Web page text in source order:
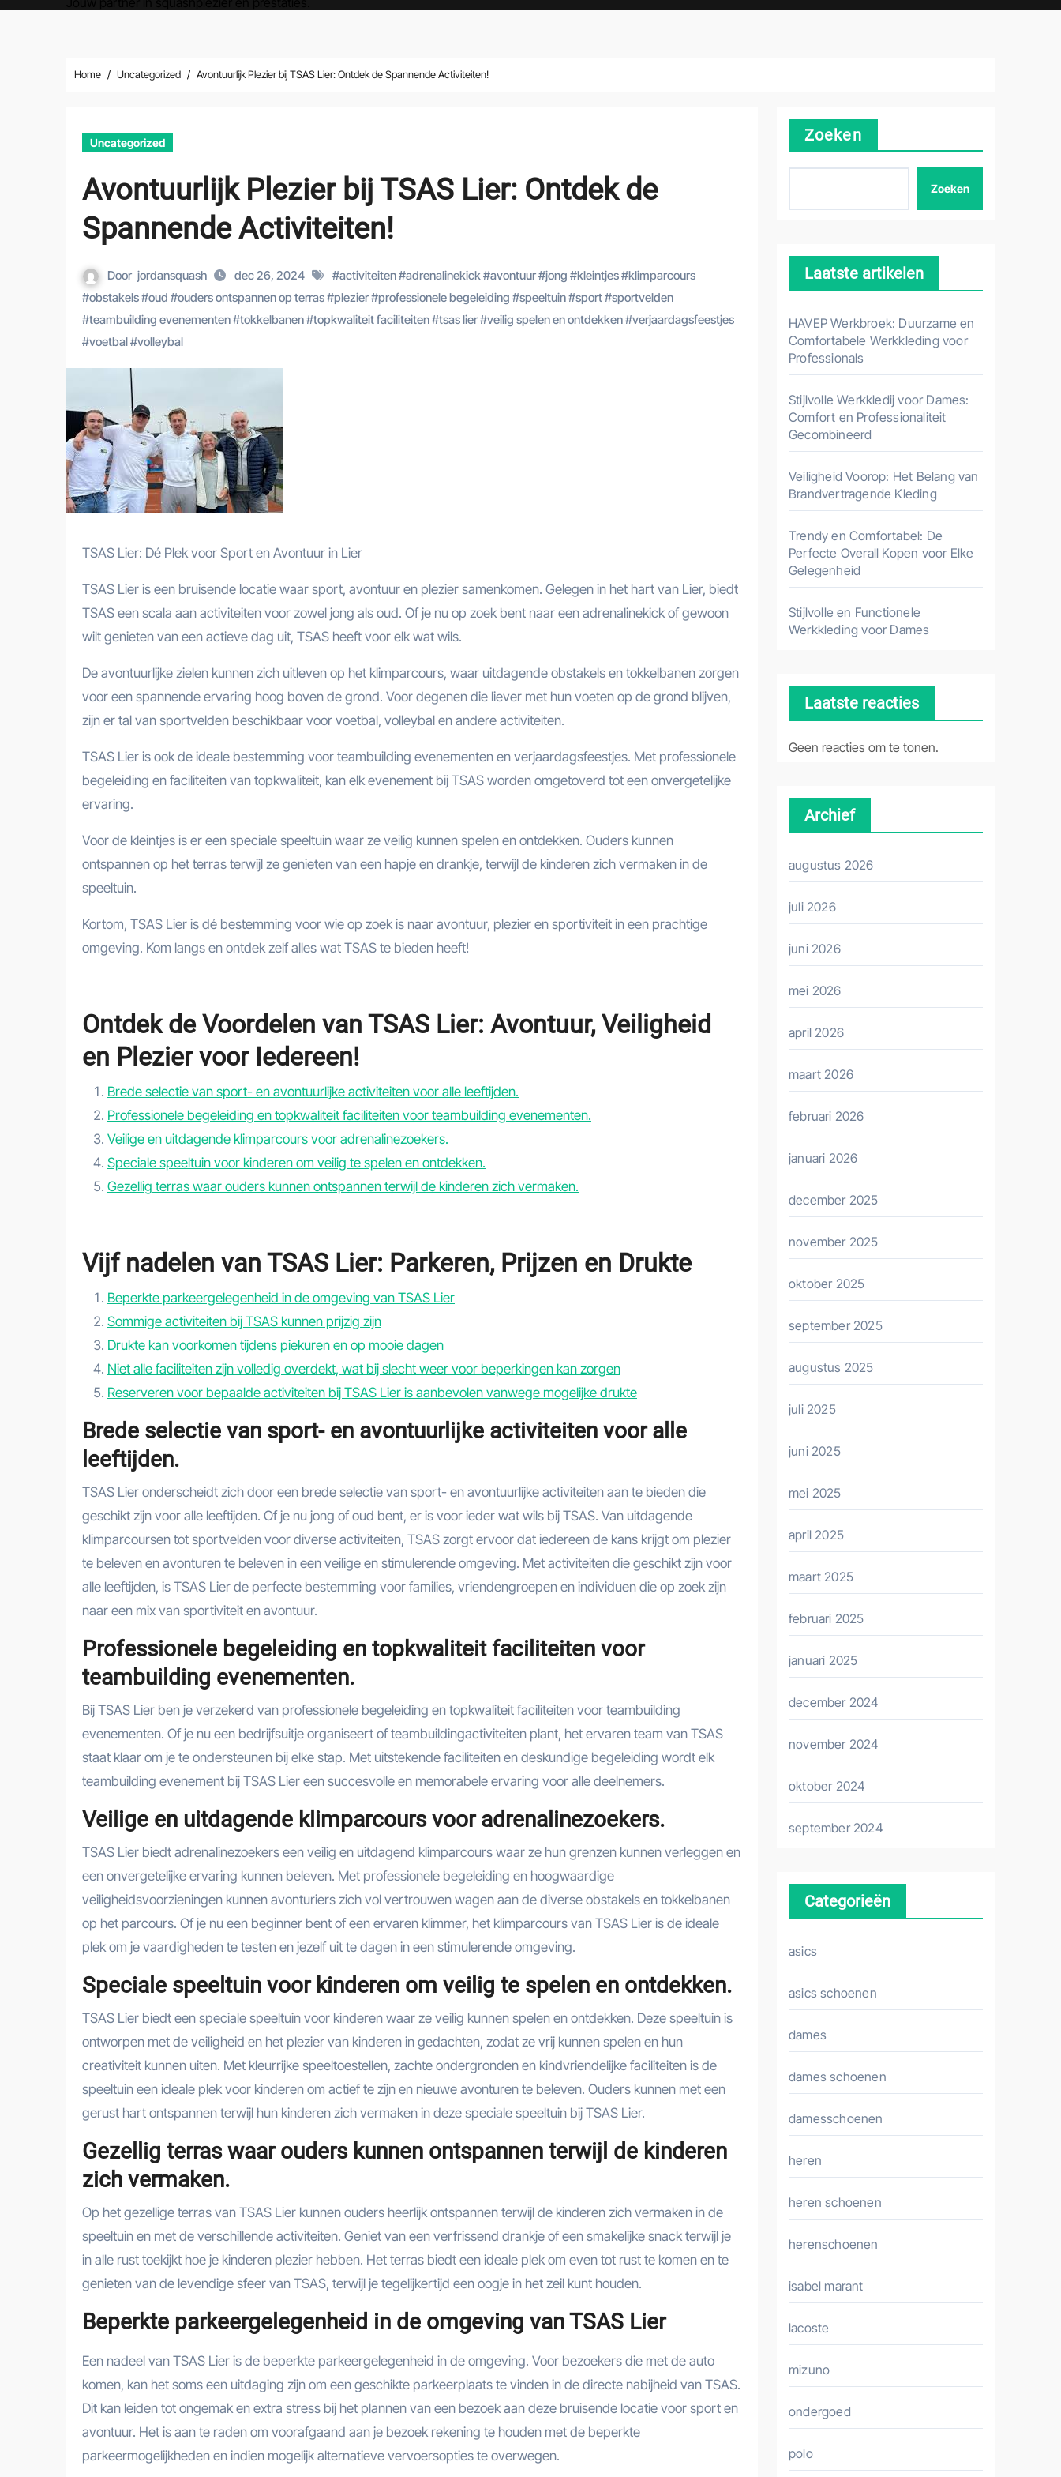
Home Uncategorized Avontuurlijk Plezier bij TSAS Lier: Ontdek de Spannende Activiteiten!
Uncategorized
Avontuurlijk Plezier bij TSAS Lier: Ontdek de
Spannende Activiteiten!
Door jordansquash dec 26, 2024 #activiteiten#adrenalinekick#avontuur#jong #kleintjes#klimparcours
#obstakels#oud #ouders ontspannen op terras#plezier#professionele begeleiding #speeltuin#sport#sportvelden
#teambuilding evenementen#tokkelbanen#topkwaliteit faciliteiten#tsas lier#veilig spelen en ontdekken#verjaardagsfeestjes
#voetbal#volleybal
TSAS Lier: Dé Plek voor Sport en Avontuur in Lier
TSAS Lier is een bruisende locatie waar sport, avontuur en plezier samenkomen. Gelegen in het hart van Lier, biedt
TSAS een scala aan activiteiten voor zowel jong als oud. Of je nu op zoek bent naar een adrenalinekick of gewoon
wilt genieten van een actieve dag uit, TSAS heeft voor elk wat wils.
De avontuurlijke zielen kunnen zich uitleven op het klimparcours, waar uitdagende obstakels en tokkelbanen zorgen
voor een spannende ervaring hoog boven de grond. Voor degenen die liever met hun voeten op de grond blijven,
zijn er tal van sportvelden beschikbaar voor voetbal, volleybal en andere activiteiten.
TSAS Lier is ook de ideale bestemming voor teambuilding evenementen en verjaardagsfeestjes. Met professionele
begeleiding en faciliteiten van topkwaliteit, kan elk evenement bij TSAS worden omgetoverd tot een onvergetelijke
ervaring.
Voor de kleintjes is er een speciale speeltuin waar ze veilig kunnen spelen en ontdekken. Ouders kunnen
ontspannen op het terras terwijl ze genieten van een hapje en drankje, terwijl de kinderen zich vermaken in de
speeltuin.
Kortom, TSAS Lier is dé bestemming voor wie op zoek is naar avontuur, plezier en sportiviteit in een prachtige
omgeving. Kom langs en ontdek zelf alles wat TSAS te bieden heeft!
Ontdek de Voordelen van TSAS Lier: Avontuur, Veiligheid
en Plezier voor Iedereen!
Brede selectie van sport- en avontuurlijke activiteiten voor alle leeftijden.
Professionele begeleiding en topkwaliteit faciliteiten voor teambuilding evenementen.
Veilige en uitdagende klimparcours voor adrenalinezoekers.
Speciale speeltuin voor kinderen om veilig te spelen en ontdekken.
Gezellig terras waar ouders kunnen ontspannen terwijl de kinderen zich vermaken.
Vijf nadelen van TSAS Lier: Parkeren, Prijzen en Drukte
Beperkte parkeergelegenheid in de omgeving van TSAS Lier
Sommige activiteiten bij TSAS kunnen prijzig zijn
Drukte kan voorkomen tijdens piekuren en op mooie dagen
Niet alle faciliteiten zijn volledig overdekt, wat bij slecht weer voor beperkingen kan zorgen
Reserveren voor bepaalde activiteiten bij TSAS Lier is aanbevolen vanwege mogelijke drukte
Brede selectie van sport- en avontuurlijke activiteiten voor alle
leeftijden.
TSAS Lier onderscheidt zich door een brede selectie van sport- en avontuurlijke activiteiten aan te bieden die
geschikt zijn voor alle leeftijden. Of je nu jong of oud bent, er is voor ieder wat wils bij TSAS. Van uitdagende
klimparcoursen tot sportvelden voor diverse activiteiten, TSAS zorgt ervoor dat iedereen de kans krijgt om plezier
te beleven en avonturen te beleven in een veilige en stimulerende omgeving. Met activiteiten die geschikt zijn voor
alle leeftijden, is TSAS Lier de perfecte bestemming voor families, vriendengroepen en individuen die op zoek zijn
naar een mix van sportiviteit en avontuur.
Professionele begeleiding en topkwaliteit faciliteiten voor
teambuilding evenementen.
Bij TSAS Lier ben je verzekerd van professionele begeleiding en topkwaliteit faciliteiten voor teambuilding
evenementen. Of je nu een bedrijfsuitje organiseert of teambuildingactiviteiten plant, het ervaren team van TSAS
staat klaar om je te ondersteunen bij elke stap. Met uitstekende faciliteiten en deskundige begeleiding wordt elk
teambuilding evenement bij TSAS Lier een succesvolle en memorabele ervaring voor alle deelnemers.
Veilige en uitdagende klimparcours voor adrenalinezoekers.
TSAS Lier biedt adrenalinezoekers een veilig en uitdagend klimparcours waar ze hun grenzen kunnen verleggen en
een onvergetelijke ervaring kunnen beleven. Met professionele begeleiding en hoogwaardige
veiligheidsvoorzieningen kunnen avonturiers zich vol vertrouwen wagen aan de diverse obstakels en tokkelbanen
op het parcours. Of je nu een beginner bent of een ervaren klimmer, het klimparcours van TSAS Lier is de ideale
plek om je vaardigheden te testen en jezelf uit te dagen in een stimulerende omgeving.
Speciale speeltuin voor kinderen om veilig te spelen en ontdekken.
TSAS Lier biedt een speciale speeltuin voor kinderen waar ze veilig kunnen spelen en ontdekken. Deze speeltuin is
ontworpen met de veiligheid en het plezier van kinderen in gedachten, zodat ze vrij kunnen spelen en hun
creativiteit kunnen uiten. Met kleurrijke speeltoestellen, zachte ondergronden en kindvriendelijke faciliteiten is de
speeltuin een ideale plek voor kinderen om actief te zijn en nieuwe avonturen te beleven. Ouders kunnen met een
gerust hart ontspannen terwijl hun kinderen zich vermaken in deze speciale speeltuin bij TSAS Lier.
Gezellig terras waar ouders kunnen ontspannen terwijl de kinderen
zich vermaken.
Op het gezellige terras van TSAS Lier kunnen ouders heerlijk ontspannen terwijl de kinderen zich vermaken in de
speeltuin en met de verschillende activiteiten. Geniet van een verfrissend drankje of een smakelijke snack terwijl je
in alle rust toekijkt hoe je kinderen plezier hebben. Het terras biedt een ideale plek om even tot rust te komen en te
genieten van de levendige sfeer van TSAS, terwijl je tegelijkertijd een oogje in het zeil kunt houden.
Beperkte parkeergelegenheid in de omgeving van TSAS Lier
Een nadeel van TSAS Lier is de beperkte parkeergelegenheid in de omgeving. Voor bezoekers die met de auto
komen, kan het soms een uitdaging zijn om een geschikte parkeerplaats te vinden in de directe nabijheid van TSAS.
Dit kan leiden tot ongemak en extra stress bij het plannen van een bezoek aan deze bruisende locatie voor sport en
avontuur. Het is aan te raden om voorafgaand aan je bezoek rekening te houden met de beperkte
parkeermogelijkheden en indien mogelijk alternatieve vervoersopties te overwegen.
Zoeken
Zoeken
Laatste artikelen
HAVEP Werkbroek: Duurzame en
Comfortabele Werkkleding voor
Professionals
Stijlvolle Werkkledij voor Dames:
Comfort en Professionaliteit
Gecombineerd
Veiligheid Voorop: Het Belang van
Brandvertragende Kleding
Trendy en Comfortabel: De
Perfecte Overall Kopen voor Elke
Gelegenheid
Stijlvolle en Functionele
Werkkleding voor Dames
Laatste reacties
Geen reacties om te tonen.
Archief
augustus 2026
juli 2026
juni 2026
mei 2026
april 2026
maart 2026
februari 2026
januari 2026
december 2025
november 2025
oktober 2025
september 2025
augustus 2025
juli 2025
juni 2025
mei 2025
april 2025
maart 2025
februari 2025
januari 2025
december 2024
november 2024
oktober 2024
september 2024
Categorieën
asics
asics schoenen
dames
dames schoenen
damesschoenen
heren
heren schoenen
herenschoenen
isabel marant
lacoste
mizuno
ondergoed
polo